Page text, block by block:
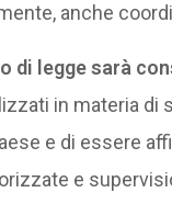
anche
di legge sarà
in materia di
e di essere
e